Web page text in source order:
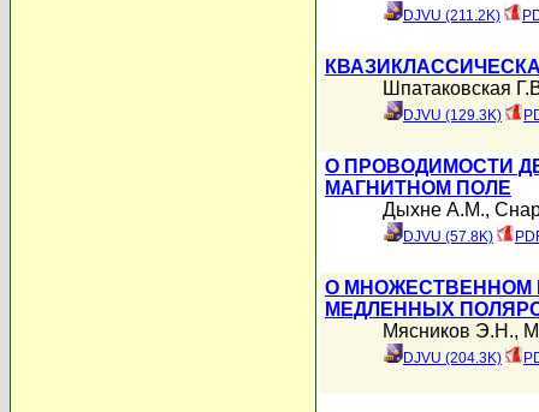
DJVU (211.2K)
Шпатаковская
DJVU (129.3K)
О ПРОВОДИМОСТИ
МАГНИТНОМ ПОЛЕ
Дыхне А.М.,
DJVU (57.8K)
О МНОЖЕСТВЕННОМ
МЕДЛЕННЫХ
Мясников Э.Н.,
DJVU (204.3K)